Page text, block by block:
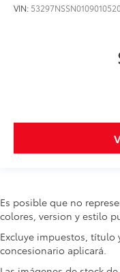
VIN:
Es posible que no
colores, version y estilo
Excluye impuestos, título
concesionario aplicará.